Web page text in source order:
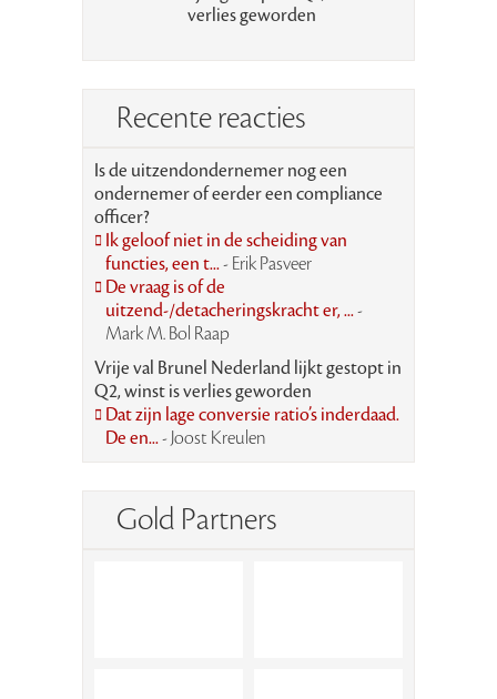
verlies geworden
Recente reacties
Is de uitzendondernemer nog een
ondernemer of eerder een compliance
officer?
Ik geloof niet in de scheiding van
functies, een t...- Erik Pasveer
De vraag is of de
uitzend-/detacheringskracht er, ...-
Mark M. Bol Raap
Vrije val Brunel Nederland lijkt gestopt in
Q2, winst is verlies geworden
Dat zijn lage conversie ratio’s inderdaad.
De en...- Joost Kreulen
Gold Partners